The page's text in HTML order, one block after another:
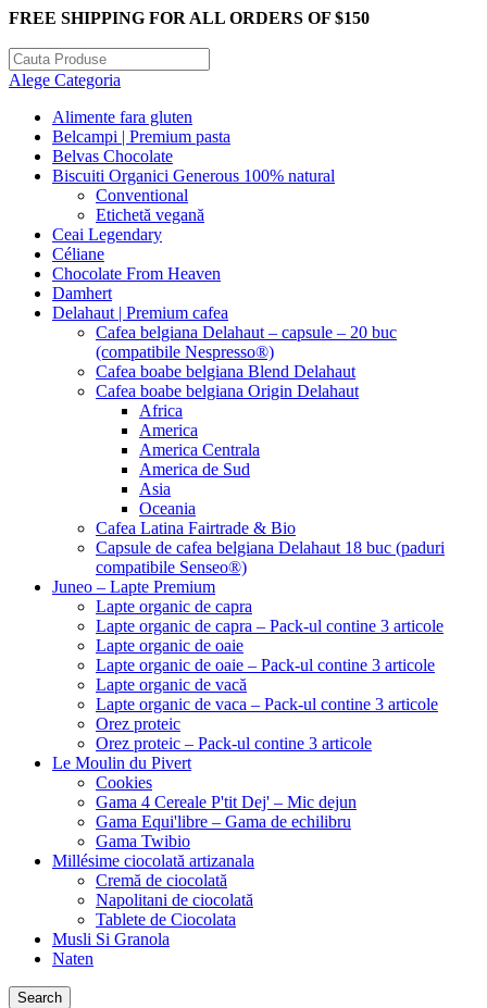
FREE SHIPPING FOR ALL ORDERS OF $150
Alege Categoria
Alimente fara gluten
Belcampi | Premium pasta
Belvas Chocolate
Biscuiti Organici Generous 100% natural
Conventional
Etichetă vegană
Ceai Legendary
Céliane
Chocolate From Heaven
Damhert
Delahaut | Premium cafea
Cafea belgiana Delahaut – capsule – 20 buc
(compatibile Nespresso®)
Cafea boabe belgiana Blend Delahaut
Cafea boabe belgiana Origin Delahaut
Africa
America
America Centrala
America de Sud
Asia
Oceania
Cafea Latina Fairtrade & Bio
Capsule de cafea belgiana Delahaut 18 buc (paduri
compatibile Senseo®)
Juneo – Lapte Premium
Lapte organic de capra
Lapte organic de capra – Pack-ul contine 3 articole
Lapte organic de oaie
Lapte organic de oaie – Pack-ul contine 3 articole
Lapte organic de vacă
Lapte organic de vaca – Pack-ul contine 3 articole
Orez proteic
Orez proteic – Pack-ul contine 3 articole
Le Moulin du Pivert
Cookies
Gama 4 Cereale P'tit Dej' – Mic dejun
Gama Equi'libre – Gama de echilibru
Gama Twibio
Millésime ciocolată artizanala
Cremă de ciocolată
Napolitani de ciocolată
Tablete de Ciocolata
Musli Si Granola
Naten
Search